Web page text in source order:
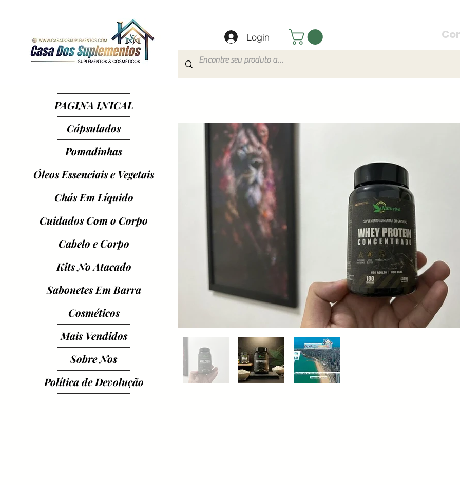
Login
PAGINA INICAL
Cápsulados
Pomadinhas
Óleos Essenciais e Vegetais
Chás Em Líquido
Cuidados Com o Corpo
Cabelo e Corpo
Kits No Atacado
Sabonetes Em Barra
Cosméticos
Mais Vendidos
Sobre Nos
Política de Devolução